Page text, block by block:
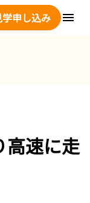
申し込み
高速に走